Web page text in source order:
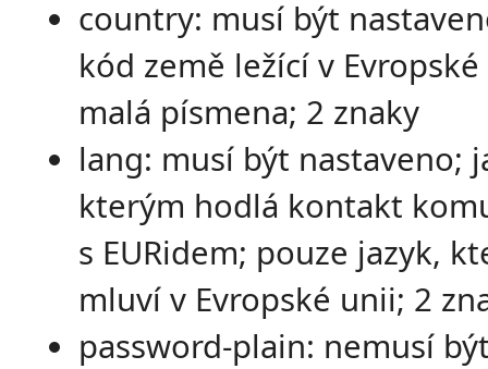
country: musí být
kód země ležící v
malá písmena; 2 znaky
lang: musí být nastaveno;
kterým hodlá kontakt
s EURidem; pouze jazyk,
mluví v Evropské unii; 2
password-plain: nemusí